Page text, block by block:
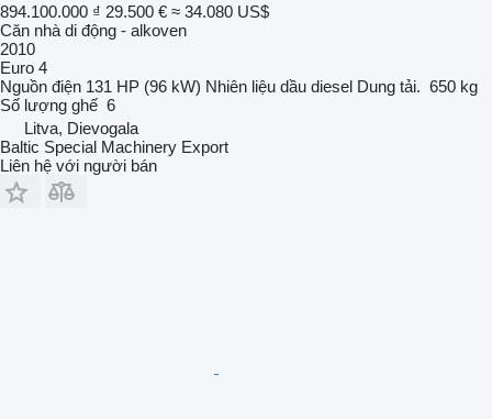
894.100.000 ₫ 29.500 € ≈ 34.080 US$
Căn nhà di động - alkoven
2010
Euro 4
Nguồn điện 131 HP (96 kW) Nhiên liệu dầu diesel Dung tải. 650 kg
Số lượng ghế 6
Litva, Dievogala
Baltic Special Machinery Export
Liên hệ với người bán